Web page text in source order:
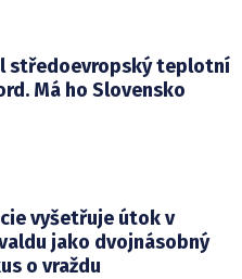
středoevropský teplotní
Má ho Slovensko
vyšetřuje útok v
jako dvojnásobný
o vraždu